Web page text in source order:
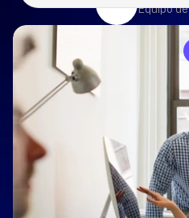
Equipo